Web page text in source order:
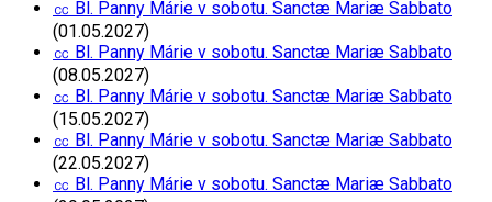
㏄ Bl. Panny Márie v sobotu. Sanctæ Mariæ Sabbato
(01.05.2027)
㏄ Bl. Panny Márie v sobotu. Sanctæ Mariæ Sabbato
(08.05.2027)
㏄ Bl. Panny Márie v sobotu. Sanctæ Mariæ Sabbato
(15.05.2027)
㏄ Bl. Panny Márie v sobotu. Sanctæ Mariæ Sabbato
(22.05.2027)
㏄ Bl. Panny Márie v sobotu. Sanctæ Mariæ Sabbato